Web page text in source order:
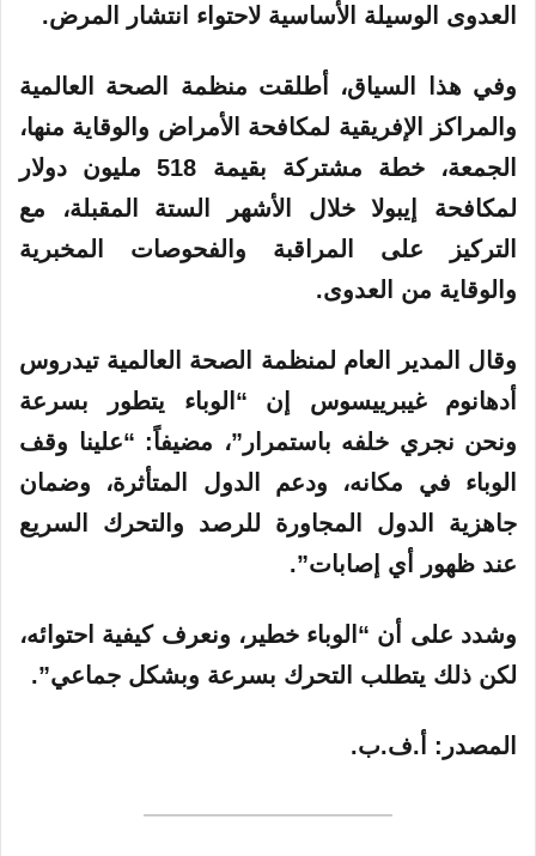
العدوى الوسيلة الأساسية لاحتواء انتشار المرض.
وفي هذا السياق، أطلقت منظمة الصحة العالمية
والمراكز الإفريقية لمكافحة الأمراض والوقاية منها،
الجمعة، خطة مشتركة بقيمة 518 مليون دولار
لمكافحة إيبولا خلال الأشهر الستة المقبلة، مع
التركيز على المراقبة والفحوصات المخبرية
والوقاية من العدوى.
وقال المدير العام لمنظمة الصحة العالمية تيدروس
أدهانوم غيبرييسوس إن “الوباء يتطور بسرعة
ونحن نجري خلفه باستمرار”، مضيفاً: “علينا وقف
الوباء في مكانه، ودعم الدول المتأثرة، وضمان
جاهزية الدول المجاورة للرصد والتحرك السريع
عند ظهور أي إصابات”.
وشدد على أن “الوباء خطير، ونعرف كيفية احتوائه،
لكن ذلك يتطلب التحرك بسرعة وبشكل جماعي”.
المصدر: أ.ف.ب.